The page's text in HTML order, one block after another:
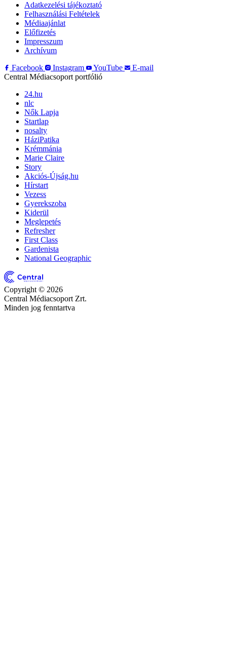
Adatkezelési tájékoztató
Felhasználási Feltételek
Médiaajánlat
Előfizetés
Impresszum
Archívum
Facebook
Instagram YouTube
E-mail
Central Médiacsoport portfólió
24.hu
nlc
Nők Lapja
Startlap
nosalty
HáziPatika
Krémmánia
Marie Claire
Story
Akciós-Újság.hu
Hírstart
Vezess
Gyerekszoba
Kiderül
Meglepetés
Refresher
First Class
Gardenista
National Geographic
Copyright © 2026
Central Médiacsoport Zrt.
Minden jog fenntartva